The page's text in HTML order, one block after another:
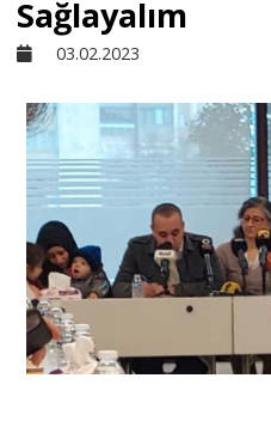
Yorum
Sağlayalım
03.02.2023